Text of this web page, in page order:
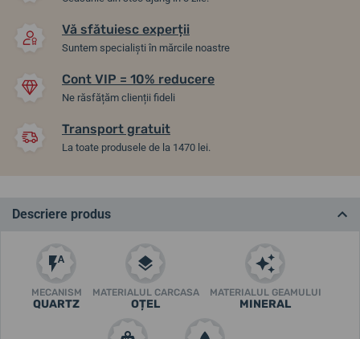
Vă sfătuiesc experții
Suntem specialiști în mărcile noastre
Cont VIP = 10% reducere
Ne răsfățăm clienții fideli
Transport gratuit
La toate produsele de la 1470 lei.
Descriere produs
MECANISM
QUARTZ
MATERIALUL CARCASA
OȚEL
MATERIALUL GEAMULUI
MINERAL